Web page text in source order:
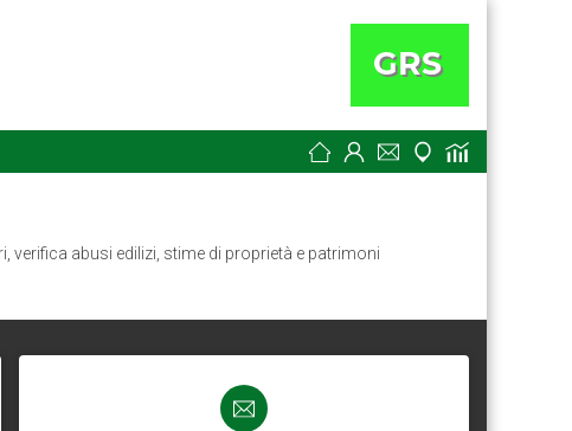
verifica abusi edilizi, stime di proprietà e patrimoni